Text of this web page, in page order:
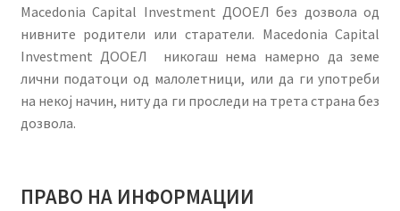
Macedonia Capital Investment ДООЕЛ без дозвола од
нивните родители или старатели. Macedonia Capital
Investment ДООЕЛ никогаш нема намерно да земе
лични податоци од малолетници, или да ги употреби
на некој начин, ниту да ги проследи на трета страна без
дозвола.
ПРАВО НА ИНФОРМАЦИИ